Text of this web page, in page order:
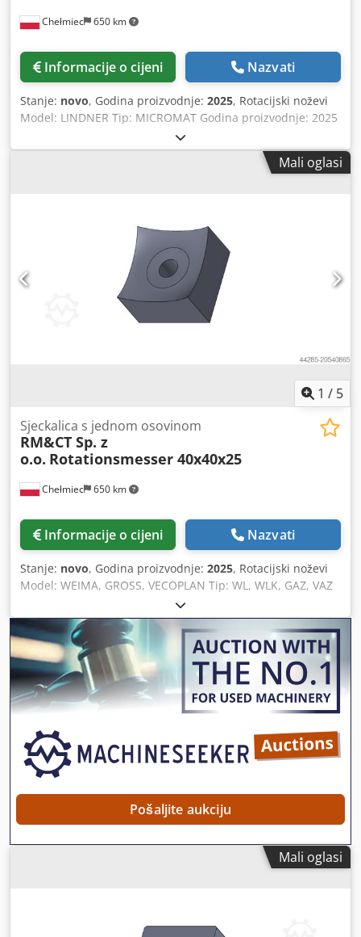
stezaljki Točkasti laser HSK63F držač alata (2 komada) TPA
daljinskim upravljačem Automatsko centralno
podmazivanje Sigurnosni tepih sprijeda + zaštitna ograda
Chełmiec 650 km
Informacije o cijeni Nazvati
Stanje: novo, Godina proizvodnje: 2025, Rotacijski noževi
Model: LINDNER Tip: MICROMAT Godina proizvodnje: 2025
Novi / Odmah spremni za upotrebu Chsdsxn Nyaopfx Afnja
1. Nož 43x43x20 2 kom (KR) 2. Nož 43x43x20 2 kom (K8) 3.
Nož 43x43x23 1 kom (KR) 4. Nož 43x43x23 2 kom (K8)Mali oglasi
1 / 5
Chełmiec 650 km
Sjeckalica s jednom osovinom
RM&CT Sp. z
o.o. Rotationsmesser 40x40x25
Informacije o cijeni Nazvati
Stanje: novo, Godina proizvodnje: 2025, Rotacijski noževi
Model: WEIMA, GROSS, VECOPLAN Tip: WL, WLK, GAZ, VAZ
Godina proizvodnje: 2025 Novi / Odmah spremni za
upotrebu 1. Nož 40x40x25 M12 (PC) 2. Nož 40x40x25 M12
(KR) Chedpsxw Nrbefx Afnsa 3. Nož 40x40x25 M14 (KR) 4.
Nož 40x40x20 M12 (KR) 5. Nož 40x40x16 M10 (KR)
Izrađujemo rezervne noževe i dijelove za drobilice i
sjeckalice. Molimo navedite tip noža prilikom narudžbe.
Pošaljite aukciju
Mali oglasi